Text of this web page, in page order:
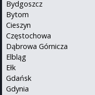
Bydgoszcz
Bytom
Cieszyn
Częstochowa
Dąbrowa Górnicza
Elbląg
Ełk
Gdańsk
Gdynia